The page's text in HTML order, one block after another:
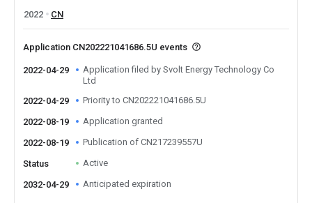
2022
CN
Application CN202221041686.5U events
2022-04-29
Application filed by Svolt Energy Technology Co
Ltd
2022-04-29
Priority to CN202221041686.5U
2022-08-19 Application granted
2022-08-19 Publication of CN217239557U
Status Active
2032-04-29 Anticipated expiration